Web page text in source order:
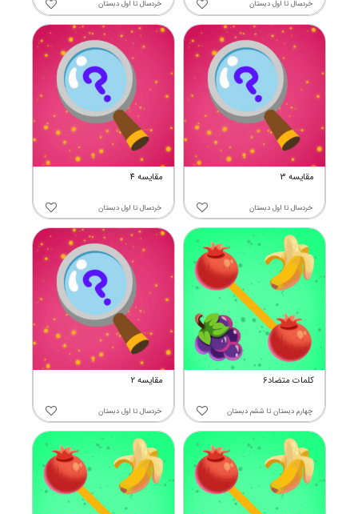
خردسال تا اول دبستان خردسالتا اول دبستان
مقایسه 4
خردسال تا اول دبستان
مقایسه 3
خردسالتا اول دبستان
مقایسه 2
خردسال تا اول دبستان
کلمات متضاد6
چهارم دبستانتا ششم دبستان